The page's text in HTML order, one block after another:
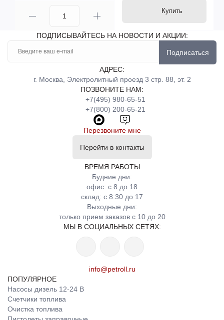
Купить
ПОДПИСЫВАЙТЕСЬ НА НОВОСТИ И АКЦИИ:
Подписаться
АДРЕС:
г. Москва, Электролитный проезд 3 стр. 88, эт. 2
ПОЗВОНИТЕ НАМ:
+7(495) 980-65-51
+7(800) 200-65-21
Перезвоните мне
Перейти в контакты
ВРЕМЯ РАБОТЫ
Будние дни:
офис: с 8 до 18
склад: с 8:30 до 17
Выходные дни:
только прием заказов с 10 до 20
МЫ В СОЦИАЛЬНЫХ СЕТЯХ:
info@petroll.ru
ПОПУЛЯРНОЕ
Насосы дизель 12-24 В
Счетчики топлива
Очистка топлива